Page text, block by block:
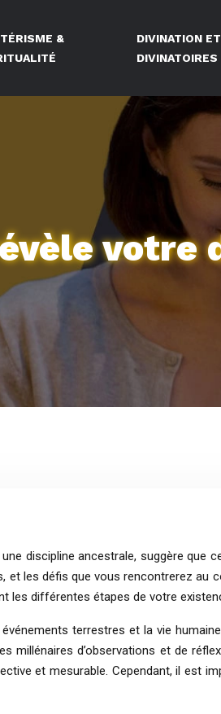
&
DIVINATION
DIVINATOIRES
discipline ancestrale, suggère que
les défis que vous rencontrerez au
les différentes étapes de votre
terrestres et la vie
millénaires d’observations et de
et mesurable. Cependant, il est